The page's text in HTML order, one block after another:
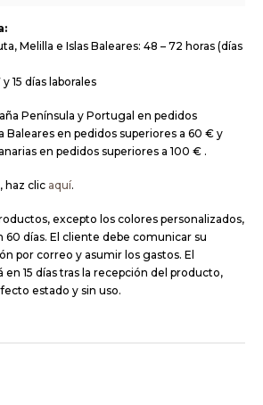
Melilla e Islas Baleares: 48 – 72 horas (días
15 días laborales
Península y Portugal en pedidos
Baleares en pedidos superiores a 60 € y
en pedidos superiores a 100 € .
haz clic aquí.
excepto los colores personalizados,
días. El cliente debe comunicar su
por correo y asumir los gastos. El
en 15 días tras la recepción del producto,
estado y sin uso.